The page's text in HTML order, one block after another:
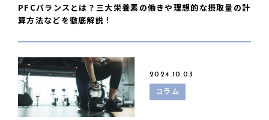
PFCバランスとは？三大栄養素の働きや理想的な摂取量の計
算方法などを徹底解説！
2024.10.03
コラム